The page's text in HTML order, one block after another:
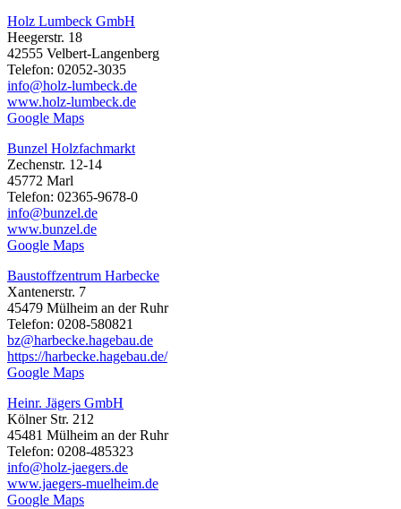
Holz Lumbeck GmbH
Heegerstr. 18
42555 Velbert-Langenberg
Telefon: 02052-3035
info@holz-lumbeck.de
www.holz-lumbeck.de
Google Maps
Bunzel Holzfachmarkt
Zechenstr. 12-14
45772 Marl
Telefon: 02365-9678-0
info@bunzel.de
www.bunzel.de
Google Maps
Baustoffzentrum Harbecke
Xantenerstr. 7
45479 Mülheim an der Ruhr
Telefon: 0208-580821
bz@harbecke.hagebau.de
https://harbecke.hagebau.de/
Google Maps
Heinr. Jägers GmbH
Kölner Str. 212
45481 Mülheim an der Ruhr
Telefon: 0208-485323
info@holz-jaegers.de
www.jaegers-muelheim.de
Google Maps